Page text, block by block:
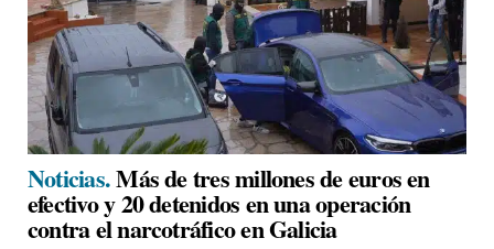
Noticias.Más de tres millones de euros en
efectivo y 20 detenidos en una operación
contra el narcotráfico en Galicia